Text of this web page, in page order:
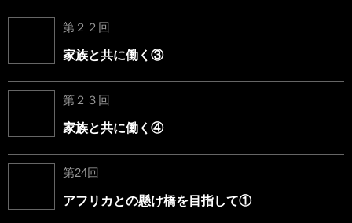
第２２回
家族と共に働く③
第２３回
家族と共に働く④
第24回
アフリカとの懸け橋を目指して①